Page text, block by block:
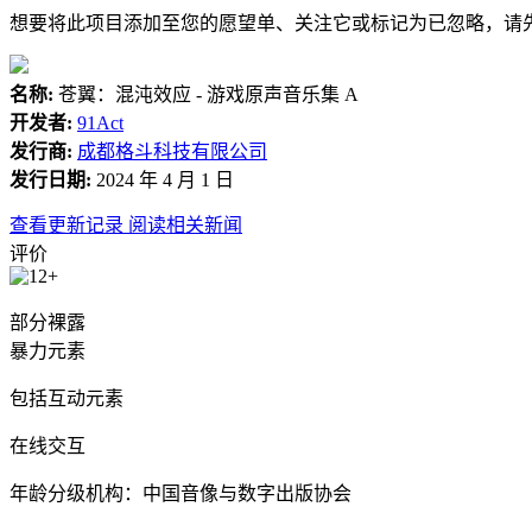
想要将此项目添加至您的愿望单、关注它或标记为已忽略，请
名称: 苍翼：混沌效应 - 游戏原声音乐集 A
开发者: 91Act
发行商: 成都格斗科技有限公司
发行日期: 2024 年 4 月 1 日
查看更新记录 阅读相关新闻
评价
部分裸露
暴力元素
包括互动元素
在线交互
年龄分级机构：中国音像与数字出版协会